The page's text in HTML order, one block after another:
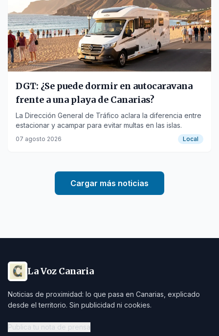
DGT: ¿Se puede dormir en autocaravana
frente a una playa de Canarias?
La Dirección General de Tráfico aclara la diferencia entre
estacionar y acampar para evitar multas en las islas.
07 agosto 2026 Local
Cargar más noticias
La Voz Canaria
Noticias de proximidad: lo que pasa en Canarias, explicado
desde el territorio. Sin publicidad ni cookies.
Publica tu nota de prensa